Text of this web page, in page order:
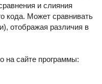
и слияния
кода. Может сравнивать
отображая различия в
на сайте программы: